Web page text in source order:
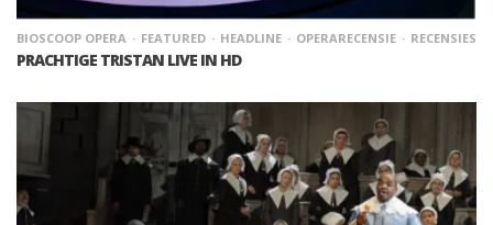
BIOSCOOP OPERA FEATURED HEADLINE OPERARECENSIE RECENSIES
PRACHTIGE TRISTAN LIVE IN HD